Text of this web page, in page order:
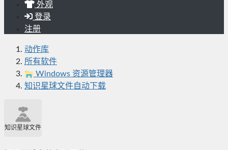
外观
登录
注册
动作库
所有软件
Windows 资源管理器
知识星球文件自动下载
知识星球文件自动下载